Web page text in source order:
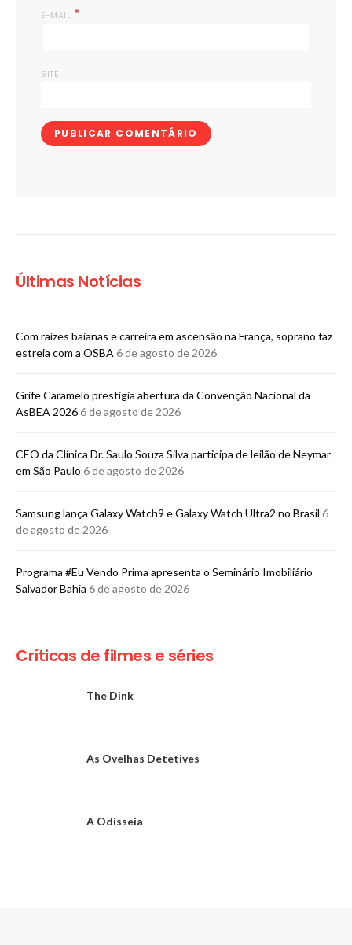
E-MAIL *
SITE
Últimas Notícias
Com raízes baianas e carreira em ascensão na França, soprano faz
estreia com a OSBA 6 de agosto de 2026
Grife Caramelo prestigia abertura da Convenção Nacional da
AsBEA 20266 de agosto de 2026
CEO da Clínica Dr. Saulo Souza Silva participa de leilão de Neymar
em São Paulo 6 de agosto de 2026
Samsung lança Galaxy Watch9 e Galaxy Watch Ultra2 no Brasil 6
de agosto de 2026
Programa #Eu Vendo Prima apresenta o Seminário Imobiliário
Salvador Bahia 6 de agosto de 2026
Críticas de filmes e séries
The Dink
As Ovelhas Detetives
A Odisseia